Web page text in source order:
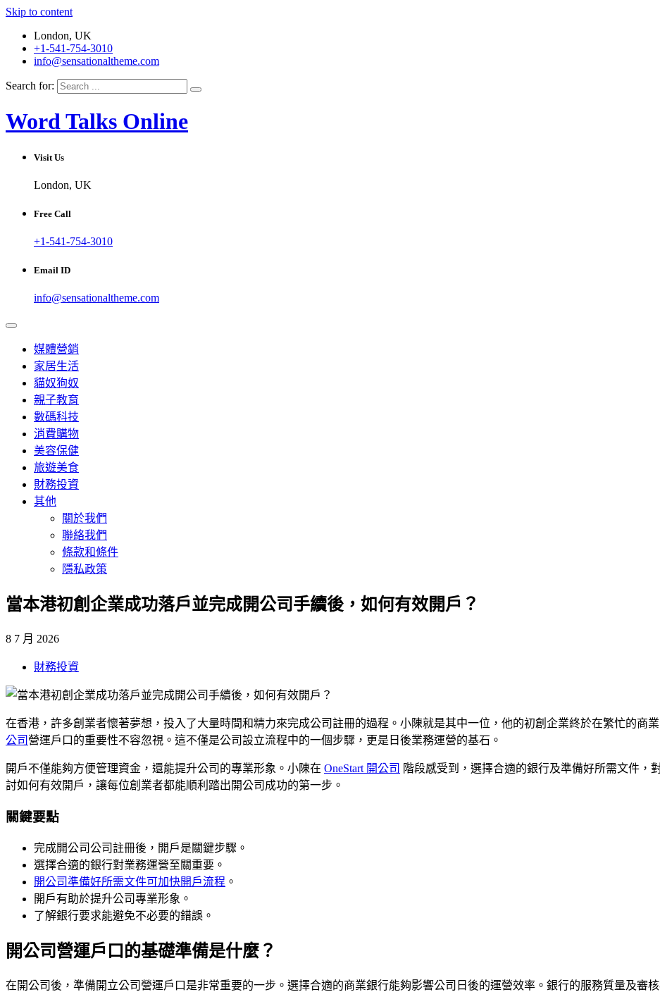
Skip to content
London, UK
+1-541-754-3010
info@sensationaltheme.com
Search for:
Word Talks Online
Visit Us
London, UK
Free Call
+1-541-754-3010
Email ID
info@sensationaltheme.com
媒體營銷
家居生活
貓奴狗奴
親子教育
數碼科技
消費購物
美容保健
旅遊美食
財務投資
其他
關於我們
聯絡我們
條款和條件
隱私政策
當本港初創企業成功落戶並完成開公司手續後，如何有效開戶？
8 7 月 2026
財務投資
在香港，許多創業者懷著夢想，投入了大量時間和精力來完成公司註冊的過程。小陳就是其中一位，他的初創企業終於在繁忙的商
公司 營運戶口的重要性不容忽視。這不僅是公司設立流程中的一個步驟，更是日後業務運營的基石。
開戶不僅能夠方便管理資金，還能提升公司的專業形象。小陳在 OneStart 開公司 階段感受到，選擇合適的銀行及準備好所需文件，
討如何有效開戶，讓每位創業者都能順利踏出開公司成功的第一步。
關鍵要點
完成開公司公司註冊後，開戶是關鍵步驟。
選擇合適的銀行對業務運營至關重要。
開公司準備好所需文件可加快開戶流程 。
開戶有助於提升公司專業形象。
了解銀行要求能避免不必要的錯誤。
開公司營運戶口的基礎準備是什麼？
在開公司後，準備開立公司營運戶口是非常重要的一步。選擇合適的商業銀行能夠影響公司日後的運營效率。銀行的服務質量及審